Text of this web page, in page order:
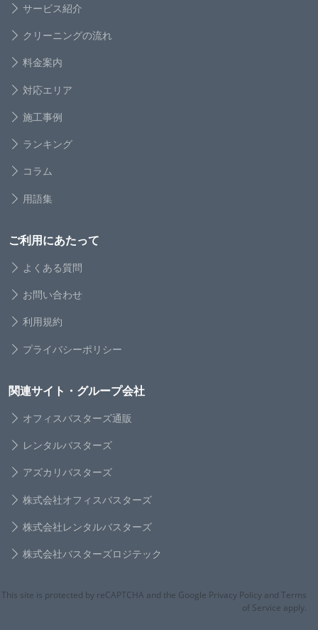
サービス紹介
クリーニングの流れ
料金案内
対応エリア
施工事例
ランキング
コラム
用語集
ご利用にあたって
よくある質問
お問い合わせ
利用規約
プライバシーポリシー
関連サイト・グループ会社
オフィスバスターズ通販
レンタルバスターズ
アズカリバスターズ
株式会社オフィスバスターズ
株式会社レンタルバスターズ
株式会社バスターズロジテック
This site is protected by reCAPTCHA and the Google Privacy Policy and Terms
of Service apply.